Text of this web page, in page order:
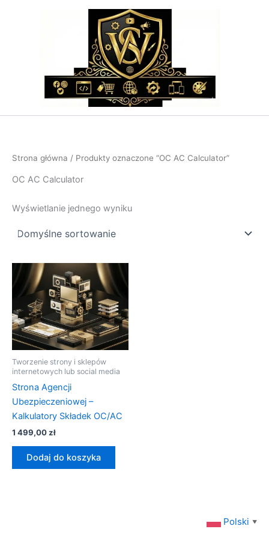
Strona główna / Produkty oznaczone “OC AC Calculator”
OC AC Calculator
Wyświetlanie jednego wyniku
Tworzenie strony i sklepów
internetowych lub social media
Strona Agencji
Ubezpieczeniowej –
Kalkulatory Składek OC/AC
1 499,00zł
Dodaj do koszyka
Polski ▼